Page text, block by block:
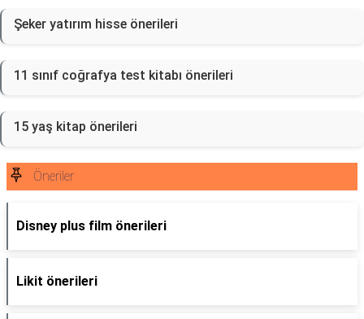
Şeker yatırım hisse önerileri
11 sınıf coğrafya test kitabı önerileri
15 yaş kitap önerileri
Öneriler
Disney plus film önerileri
Likit önerileri